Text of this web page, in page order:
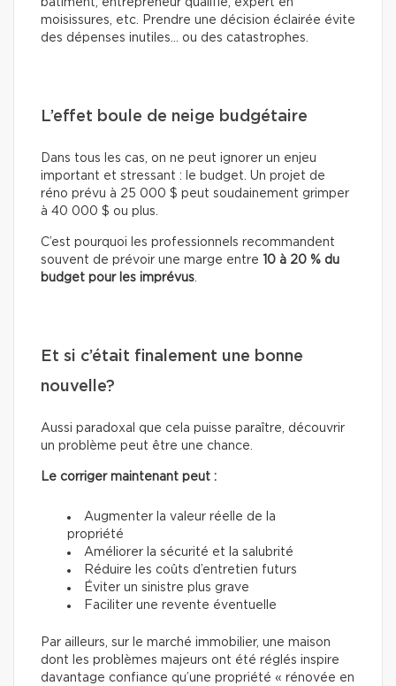
bâtiment, entrepreneur qualifié, expert en
moisissures, etc. Prendre une décision éclairée évite
des dépenses inutiles… ou des catastrophes.
L’effet boule de neige budgétaire
Dans tous les cas, on ne peut ignorer un enjeu
important et stressant : le budget. Un projet de
réno prévu à 25 000 $ peut soudainement grimper
à 40 000 $ ou plus.
C’est pourquoi les professionnels recommandent
souvent de prévoir une marge entre
10 à 20 % du
budget pour les imprévus.
Et si c’était finalement une bonne
nouvelle?
Aussi paradoxal que cela puisse paraître, découvrir
un problème peut être une chance.
Le corriger maintenant peut :
Augmenter la valeur réelle de la
propriété
Améliorer la sécurité et la salubrité
Réduire les coûts d’entretien futurs
Éviter un sinistre plus grave
Faciliter une revente éventuelle
Par ailleurs, sur le marché immobilier, une maison
dont les problèmes majeurs ont été réglés inspire
davantage confiance qu’une propriété « rénovée en